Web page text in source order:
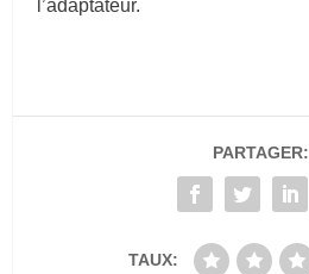
l’adaptateur.
PARTAGER:
TAUX: